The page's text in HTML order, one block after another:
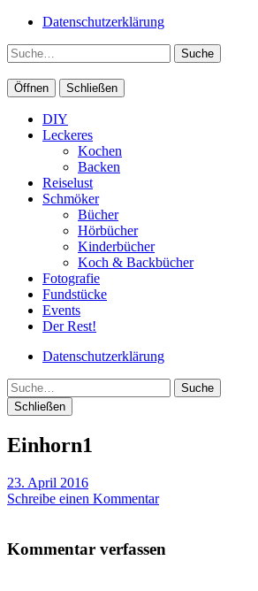
Datenschutzerklärung
Suche
Öffnen Schließen
DIY
Leckeres
Kochen
Backen
Reiselust
Schmöker
Bücher
Hörbücher
Kinderbücher
Koch & Backbücher
Fotografie
Fundstücke
Events
Der Rest!
Datenschutzerklärung
Suche
Schließen
Einhorn1
23. April 2016
Schreibe einen Kommentar
Kommentar verfassen